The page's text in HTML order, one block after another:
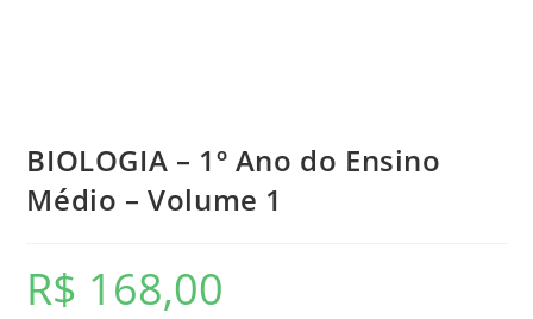
BIOLOGIA – 1º Ano do Ensino
Médio – Volume 1
R$ 168,00